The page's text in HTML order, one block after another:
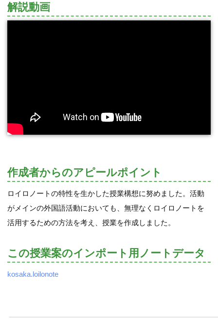
解説動画
作成者からのアピールポイント
ロイロノートの特性を生かした授業構想に努めました。活動
がメインの外国語活動においても、無理なくロイロノートを
活用するための方法を考え、授業を作成しました。
この授業案のインポート用ノートデータ
kosaka.loilonote